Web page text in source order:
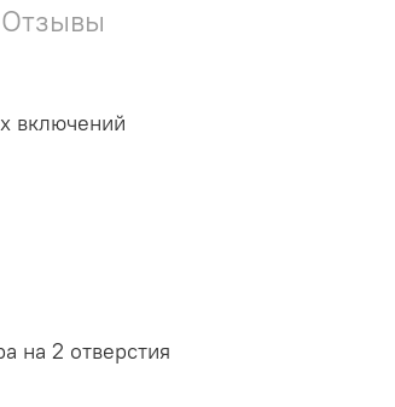
Отзывы
включений
на 2 отверстия